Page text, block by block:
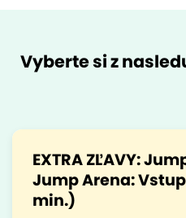
Vyberte si z
EXTRA ZĽAVY:
Jump Arena:
min.)